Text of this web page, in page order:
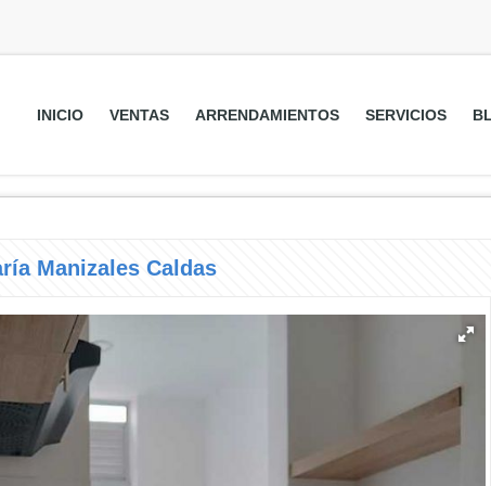
INICIO VENTAS ARRENDAMIENTOS SERVICIOS
Manizales Caldas